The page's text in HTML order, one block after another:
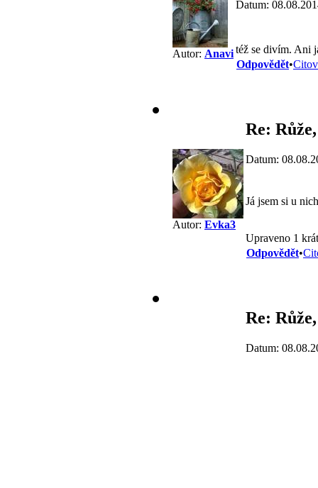
Autor: Anavi
Datum:
též se divím. Ani
Odpovědět•
Autor: Evka3
Re:
Datum:
Já jsem si u
Upraveno 1
Odpovědět•
Re:
Datum: